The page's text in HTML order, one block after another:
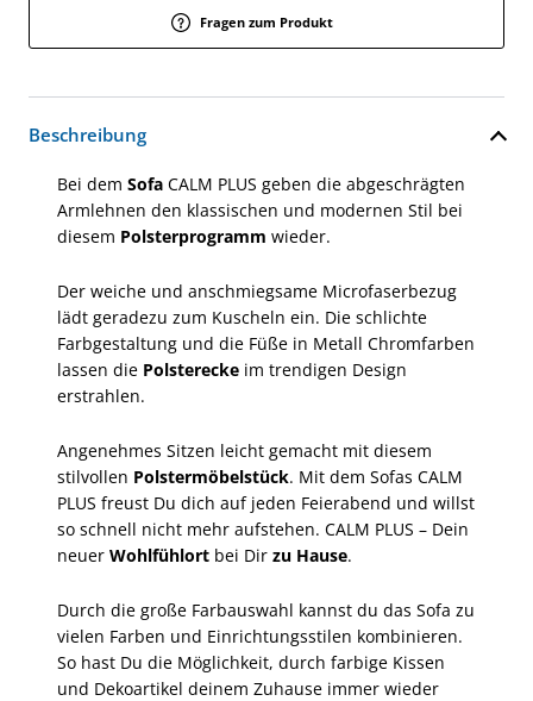
Fragen zum Produkt
Beschreibung
Bei dem Sofa CALM PLUS geben die abgeschrägten
Armlehnen den klassischen und modernen Stil bei
diesem Polsterprogramm wieder.
Der weiche und anschmiegsame Microfaserbezug
lädt geradezu zum Kuscheln ein. Die schlichte
Farbgestaltung und die Füße in Metall Chromfarben
lassen die Polsterecke im trendigen Design
erstrahlen.
Angenehmes Sitzen leicht gemacht mit diesem
stilvollen Polstermöbelstück. Mit dem Sofas CALM
PLUS freust Du dich auf jeden Feierabend und willst
so schnell nicht mehr aufstehen. CALM PLUS – Dein
neuer Wohlfühlort bei Dir zu Hause.
Durch die große Farbauswahl kannst du das Sofa zu
vielen Farben und Einrichtungsstilen kombinieren.
So hast Du die Möglichkeit, durch farbige Kissen
und Dekoartikel deinem Zuhause immer wieder